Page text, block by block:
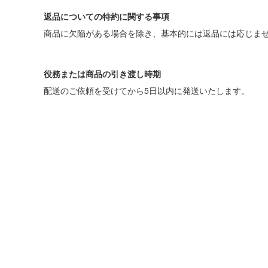
返品についての特約に関する事項
商品に欠陥がある場合を除き、基本的には返品には応じま
役務または商品の引き渡し時期
配送のご依頼を受けてから5日以内に発送いたします。